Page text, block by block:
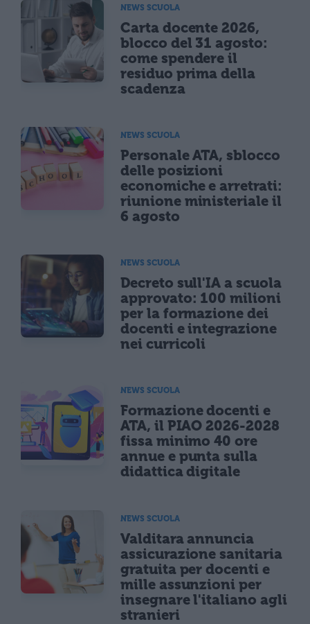
NEWS SCUOLA
Carta docente 2026,
blocco del 31 agosto:
come spendere il
residuo prima della
scadenza
NEWS SCUOLA
Personale ATA, sblocco
delle posizioni
economiche e arretrati:
riunione ministeriale il
6 agosto
NEWS SCUOLA
Decreto sull'IA a scuola
approvato: 100 milioni
per la formazione dei
docenti e integrazione
nei curricoli
NEWS SCUOLA
Formazione docenti e
ATA, il PIAO 2026-2028
fissa minimo 40 ore
annue e punta sulla
didattica digitale
NEWS SCUOLA
Valditara annuncia
assicurazione sanitaria
gratuita per docenti e
mille assunzioni per
insegnare l'italiano agli
stranieri